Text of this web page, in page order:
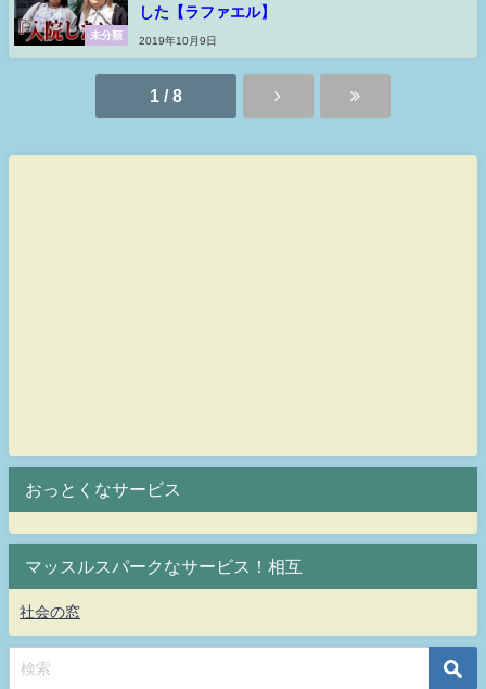
未分類
した【ラファエル】
2019年10月9日
1 / 8
おっとくなサービス
マッスルスパークなサービス！相互
社会の窓